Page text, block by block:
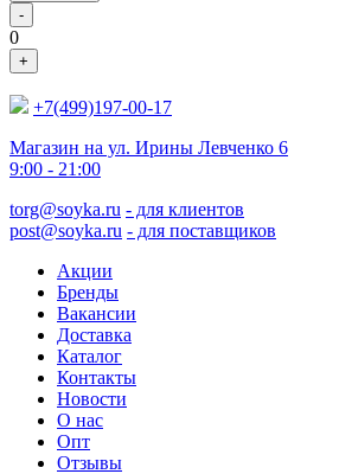
-
0
+
+7(499)197-00-17
Магазин на ул. Ирины Левченко 6
9:00 - 21:00
torg@soyka.ru - для клиентов
post@soyka.ru - для поставщиков
Акции
Бренды
Вакансии
Доставка
Каталог
Контакты
Новости
О нас
Опт
Отзывы